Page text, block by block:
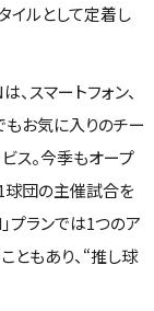
イルとして定着し
スマートフォン、
もお気に入りのチー
ス。今季もオープ
球団の主催試合を
プランでは1つのア
ともあり、“推し球